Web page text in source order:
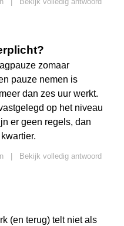
zomaar
pauze nemen is
dan zes uur werkt.
op het niveau
er geen regels, dan
Bekijk volledig antwoord
(en terug) telt niet als